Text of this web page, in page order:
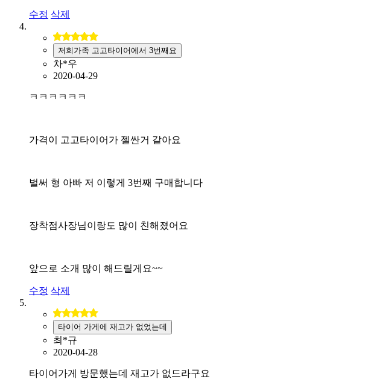
수정 삭제
저희가족 고고타이어에서 3번째요
차*우
2020-04-29
ㅋㅋㅋㅋㅋㅋ
가격이 고고타이어가 젤싼거 같아요
벌써 형 아빠 저 이렇게 3번째 구매합니다
장착점사장님이랑도 많이 친해졌어요
앞으로 소개 많이 해드릴게요~~
수정 삭제
타이어 가게에 재고가 없었는데
최*규
2020-04-28
타이어가게 방문했는데 재고가 없드라구요